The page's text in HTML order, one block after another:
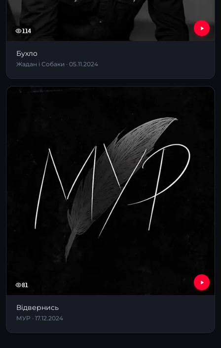
114
Бухло
Жадан і Собаки · 05.11.2024
81
Відвернись
МУР · 17.12.2024